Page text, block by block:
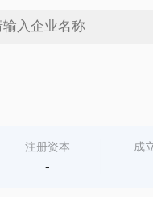
注册资本
-
成